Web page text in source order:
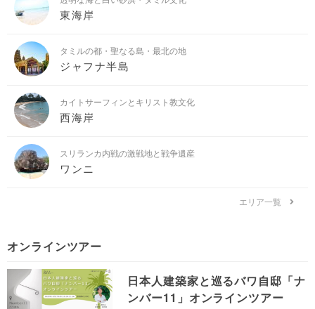
東海岸
タミルの都・聖なる島・最北の地
ジャフナ半島
カイトサーフィンとキリスト教文化
西海岸
スリランカ内戦の激戦地と戦争遺産
ワンニ
エリア一覧
オンラインツアー
日本人建築家と巡るバワ自邸「ナ
ンバー11」オンラインツアー